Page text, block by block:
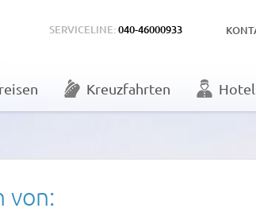
SERVICELINE:040-46000933
Kreuzfahrten
von: